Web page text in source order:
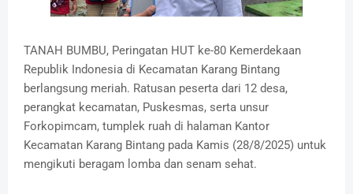
TANAH BUMBU, Peringatan HUT ke-80 Kemerdekaan
Republik Indonesia di Kecamatan Karang Bintang
berlangsung meriah. Ratusan peserta dari 12 desa,
perangkat kecamatan, Puskesmas, serta unsur
Forkopimcam, tumplek ruah di halaman Kantor
Kecamatan Karang Bintang pada Kamis (28/8/2025) untuk
mengikuti beragam lomba dan senam sehat.